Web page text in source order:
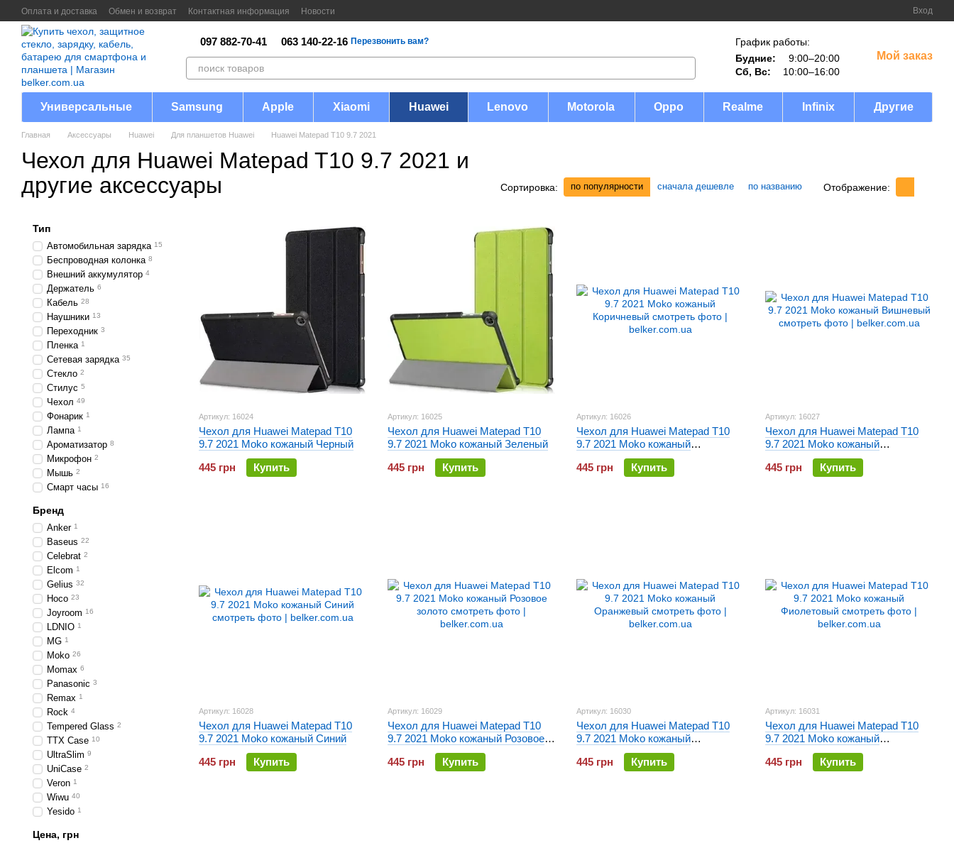
Перейти к основному контенту
Оплата и доставка Обмен и возврат Контактная информация Новости Вход
097 882-70-41 063 140-22-16 Перезвонить вам?
График работы:
Будние:
9:00–20:00
Сб, Вс:
10:00–16:00
Мой заказ
Универсальные Samsung Apple Xiaomi Huawei Lenovo Motorola Oppo Realme Infinix Другие
Главная Аксессуары Huawei Для планшетов Huawei Huawei Matepad T10 9.7 2021
Чехол для Huawei Matepad T10 9.7 2021 и
другие аксессуары
Сортировка: по популярности сначала дешевле по названию Отображение:
Артикул: 16024
Чехол для Huawei Matepad T10
9.7 2021 Moko кожаный Черный
445 грн
Купить
Артикул: 16025
Чехол для Huawei Matepad T10
9.7 2021 Moko кожаный Зеленый
445 грн
Купить
Артикул: 16026
Чехол для Huawei Matepad T10
9.7 2021 Moko кожаный
Коричневый
445 грн
Купить
Артикул: 16027
Чехол для Huawei Matepad T10
9.7 2021 Moko кожаный
Вишневый
445 грн
Купить
Артикул: 16028
Чехол для Huawei Matepad T10
9.7 2021 Moko кожаный Синий
445 грн
Купить
Артикул: 16029
Чехол для Huawei Matepad T10
9.7 2021 Moko кожаный Розовое
445 грн
Купить
Артикул: 16030
Чехол для Huawei Matepad T10
9.7 2021 Moko кожаный
Оранжевый
445 грн
Купить
Артикул: 16031
Чехол для Huawei Matepad T10
9.7 2021 Moko кожаный
Фиолетовый
445 грн
Купить
Тип
Автомобильная зарядка 15
Беспроводная колонка 8
Внешний аккумулятор 4
Держатель 6
Кабель 28
Наушники 13
Переходник 3
Пленка 1
Сетевая зарядка 35
Стекло 2
Стилус 5
Чехол 49
Фонарик 1
Лампа 1
Ароматизатор 8
Микрофон 2
Мышь 2
Смарт часы 16
Бренд
Anker 1
Baseus 22
Celebrat 2
Elcom 1
Gelius 32
Hoco 23
Joyroom 16
LDNIO 1
MG 1
Moko 26
Momax 6
Panasonic 3
Remax 1
Rock 4
Tempered Glass 2
TTX Case 10
UltraSlim 9
UniCase 2
Veron 1
Wiwu 40
Yesido 1
Цена, грн